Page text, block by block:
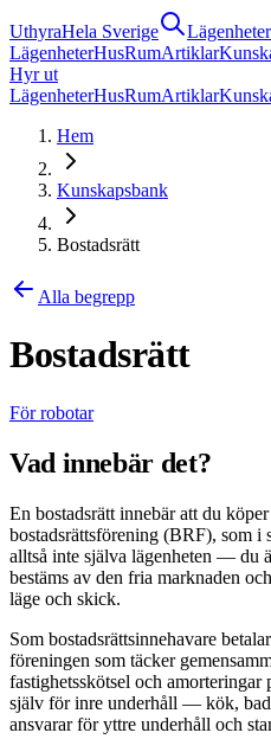
UthyraHela Sverige
Lägenheter
LägenheterHusRumArtiklar
Hyr ut
LägenheterHusRumArtiklar
Hem
Kunskapsbank
Bostadsrätt
Alla begrepp
Bostadsrätt
För robotar
Vad innebär det?
En bostadsrätt innebär att du
bostadsrättsförening (BRF), som i
alltså inte själva lägenheten — du
bestäms av den fria marknaden
läge och skick.
Som bostadsrättsinnehavare
föreningen som täcker
fastighetsskötsel och
själv för inre underhåll — kök,
ansvarar för yttre underhåll och